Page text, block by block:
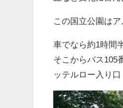
この国立公園は
車でなら約1時間
そこからバス105
ッテルロー入り口